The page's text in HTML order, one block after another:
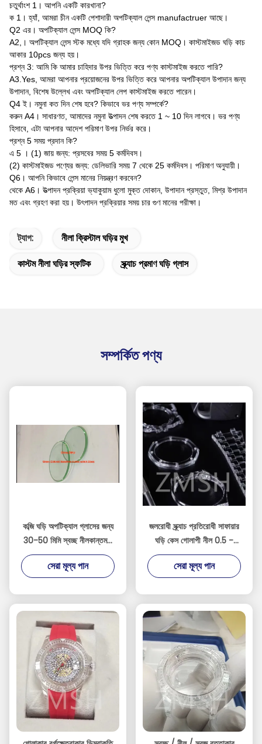
চতুর্থাংশ 1। আপনি একটি কারখানা?
ক 1। হ্যাঁ, আমরা চীন একটি পেশাদারী অপটিক্যাল লেন্স manufactruer আছে।
Q2 এর। অপটিক্যাল লেন্স MOQ কি?
A2,। অপটিক্যাল লেন্স স্টক মধ্যে যদি গ্রাহক জন্য কোন MOQ। কাস্টমাইজড ঘড়ি কাচ
আকার 10pcs জন্য হয়।
প্রশ্ন 3: আমি কি আমার চাহিদার উপর ভিত্তি করে পণ্য কাস্টমাইজ করতে পারি?
A3.Yes, আমরা আপনার প্রয়োজনের উপর ভিত্তি করে আপনার অপটিক্যাল উপাদান জন্য
উপাদান, বিশেষ উল্লেখ এবং অপটিক্যাল লেপ কাস্টমাইজ করতে পারেন।
Q4 ই। নমুনা কত দিন শেষ হবে? কিভাবে ভর পণ্য সম্পর্কে?
করুন A4। সাধারণত, আমাদের নমুনা উত্পাদন শেষ করতে 1 ~ 10 দিন লাগবে। ভর পণ্য
হিসাবে, এটা আপনার আদেশ পরিমাণ উপর নির্ভর করে।
প্রশ্ন 5 সময় প্রদান কি?
এ 5 । (1) জায় জন্য: প্রসবের সময় 5 কর্মদিবস।
(2) কাস্টমাইজড পণ্যের জন্য: ডেলিভারি সময় 7 থেকে 25 কর্মদিবস। পরিমাণ অনুযায়ী।
Q6। আপনি কিভাবে লেন্স মানের নিয়ন্ত্রণ করবেন?
থেকে A6। উত্পাদন প্রক্রিয়া ভ্যাকুয়াম ধুলো মুক্ত দোকান, উপাদান প্রস্তুত, মিশ্র উপাদান
মত এবং গ্রহণ করা হয়। উৎপাদন প্রক্রিয়ার সময় চার গুণ মানের পরীক্ষা।
ট্যাগ:
নীলা ক্রিস্টাল ঘড়ির মুখ
কাস্টম নীলা ঘড়ির স্ফটিক
স্ক্র্যাচ প্রমাণ ঘড়ি গ্লাস
সম্পর্কিত পণ্য
কব্জি ঘড়ি অপটিক্যাল গ্লাসের জন্য
30-50 মিমি স্বচ্ছ নীলকান্তমণি
ক্রিস্টাল ওয়াচ কেস প্লেট
সেরা মূল্য পান
জলরোধী স্ক্র্যাচ প্রতিরোধী সাফায়ার
ঘড়ি কেস গোলাপী নীল 0.5 -
200mm বেধ
সেরা মূল্য পান